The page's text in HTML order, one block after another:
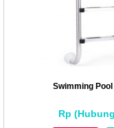
Swimming
Rp